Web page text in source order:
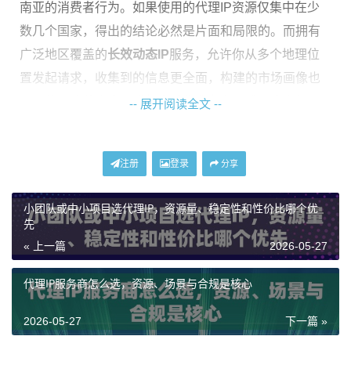
南亚的消费者行为。如果使用的代理IP资源仅集中在少
数几个国家，得出的结论必然是片面和局限的。而拥有
广泛地区覆盖的长效动态IP服务，允许你从多个地理位
置发起请求，收集到的信息更全面，构建的市场画像也
更立体。这种广度是进行全球化业务布局或深度市场研
城市级精准定位：从宏观到微观的业务
如果说广泛的地区覆盖是拉开了业务的宏观视野，那么
城市级精准定位就是实现微观的利器。它指的是代理IP
不仅能指定到某个国家，更能精确到具体的城市，例如
伦敦、纽约或东京。这种精度对业务意味着极高的灵活
性和真实性。
-- 展开阅读全文 --
注册 登录 分享
小团队或中小项目选代理IP，资源量、稳定性和性价比哪个优
先
« 上一篇 2026-05-27
代理IP服务商怎么选，资源、场景与合规是核心
下一篇 »
2026-05-27